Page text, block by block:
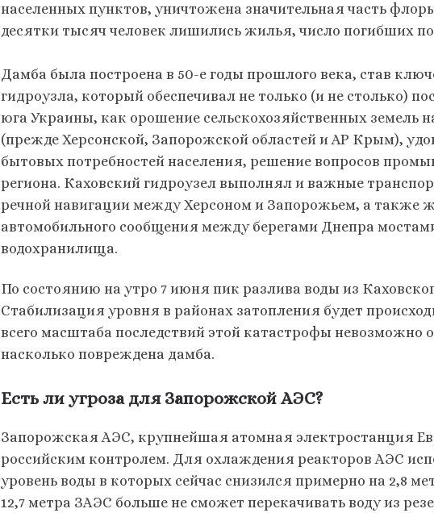
населенных пунктов, уничтожена значительная часть
десятки тысяч человек лишились жилья, число погибших
Дамба была построена в 50-е годы прошлого века, став
гидроузла, который обеспечивал не только (и не столько)
юга Украины, как орошение сельскохозяйственных земель
(прежде Херсонской, Запорожской областей и АР Крым),
бытовых потребностей населения, решение вопросов
региона. Каховский гидроузел выполнял и важные
речной навигации между Херсоном и Запорожьем, а также
автомобильного сообщения между берегами Днепра
водохранилища.
По состоянию на утро 7 июня пик разлива воды из
Стабилизация уровня в районах затопления будет
всего масштаба последствий этой катастрофы невозможно
насколько повреждена дамба.
Есть ли угроза для Запорожской АЭС?
Запорожская АЭС, крупнейшая атомная электростанция
российским контролем. Для охлаждения реакторов АЭС
уровень воды в которых сейчас снизился примерно на 2,8
12,7 метра ЗАЭС больше не сможет перекачивать воду из